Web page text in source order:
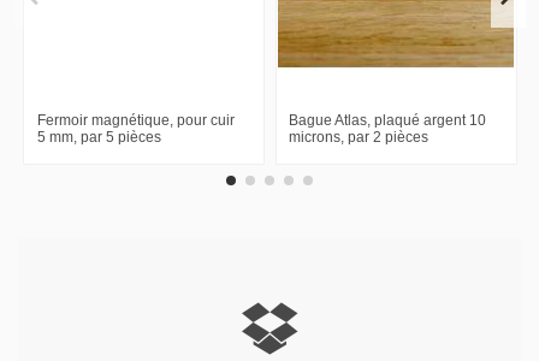
Fermoir magnétique, pour cuir
5 mm, par 5 pièces
Bague Atlas, plaqué argent 10
microns, par 2 pièces